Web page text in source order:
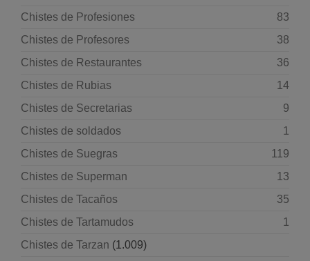
Chistes de Profesiones
83
Chistes de Profesores
38
Chistes de Restaurantes
36
Chistes de Rubias
14
Chistes de Secretarias
9
Chistes de soldados
1
Chistes de Suegras
119
Chistes de Superman
13
Chistes de Tacaños
35
Chistes de Tartamudos
1
Chistes de Tarzan (1.009)